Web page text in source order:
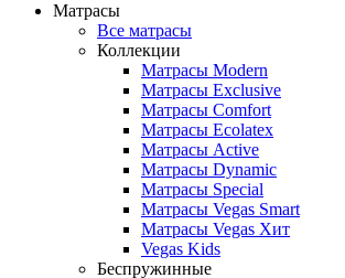
Матрасы
Все матрасы
Коллекции
Матрасы Modern
Матрасы Exclusive
Матрасы Comfort
Матрасы Ecolatex
Матрасы Active
Матрасы Dynamic
Матрасы Special
Матрасы Vegas Smart
Матрасы Vegas Хит
Vegas Kids
Беспружинные